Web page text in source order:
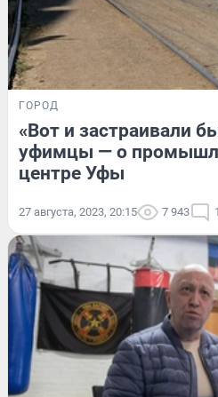
ГОРОД
«Вот и застраивали
уфимцы — о
центре Уфы
27 августа, 2023, 20:15 7 943